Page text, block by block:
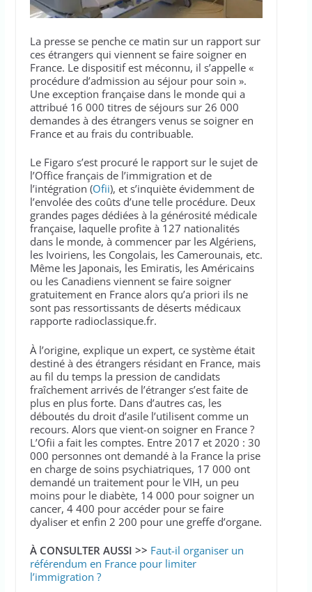
La presse se penche ce matin sur un rapport sur
ces étrangers qui viennent se faire soigner en
France. Le dispositif est méconnu, il s’appelle «
procédure d’admission au séjour pour soin ».
Une exception française dans le monde qui a
attribué 16 000 titres de séjours sur 26 000
demandes à des étrangers venus se soigner en
France et au frais du contribuable.
Le Figaro s’est procuré le rapport sur le sujet de
l’Office français de l’immigration et de
l’intégration (Ofii), et s’inquiète évidemment de
l’envolée des coûts d’une telle procédure. Deux
grandes pages dédiées à la générosité médicale
française, laquelle profite à 127 nationalités
dans le monde, à commencer par les Algériens,
les Ivoiriens, les Congolais, les Camerounais, etc.
Même les Japonais, les Emiratis, les Américains
ou les Canadiens viennent se faire soigner
gratuitement en France alors qu’a priori ils ne
sont pas ressortissants de déserts médicaux
rapporte radioclassique.fr.
À l’origine, explique un expert, ce système était
destiné à des étrangers résidant en France, mais
au fil du temps la pression de candidats
fraîchement arrivés de l’étranger s’est faite de
plus en plus forte. Dans d’autres cas, les
déboutés du droit d’asile l’utilisent comme un
recours. Alors que vient-on soigner en France ?
L’Ofii a fait les comptes. Entre 2017 et 2020 : 30
000 personnes ont demandé à la France la prise
en charge de soins psychiatriques, 17 000 ont
demandé un traitement pour le VIH, un peu
moins pour le diabète, 14 000 pour soigner un
cancer, 4 400 pour accéder pour se faire
dyaliser et enfin 2 200 pour une greffe d’organe.
À CONSULTER AUSSI >> Faut-il organiser un
référendum en France pour limiter
l’immigration ?